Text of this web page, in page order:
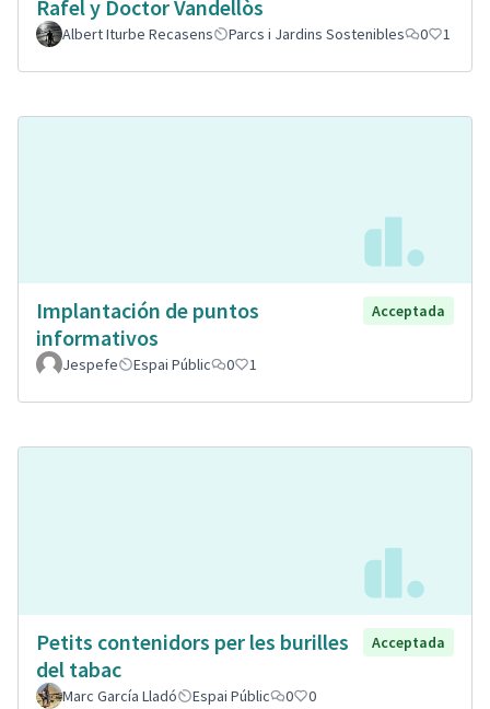
Rafel y Doctor Vandellòs
Albert Iturbe Recasens Parcs i Jardins Sostenibles 0 1
Implantación de puntos
informativos
Acceptada
Jespefe Espai Públic 0 1
Petits contenidors per les burilles
del tabac
Acceptada
Marc García Lladó Espai Públic 0 0